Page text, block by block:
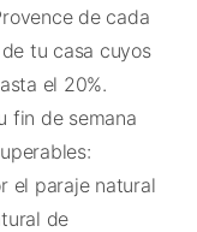
de cada
tu casa cuyos
el 20%.
fin de semana
el paraje natural
de